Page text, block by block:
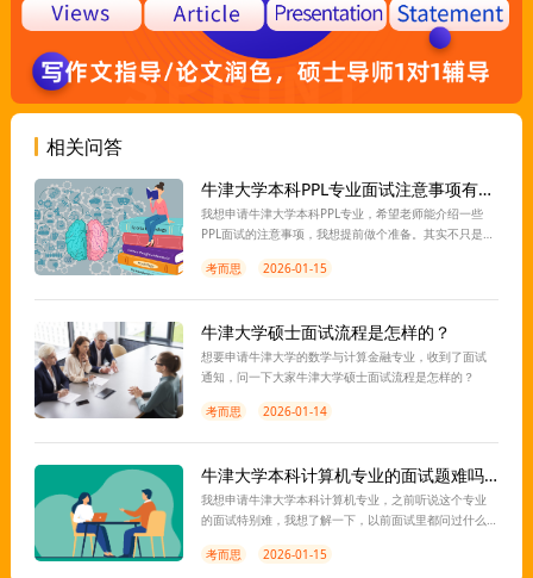
相关问答
牛津大学本科PPL专业面试注意事项有哪些 ？
我想申请牛津大学本科PPL专业，希望老师能介绍一些
PPL面试的注意事项，我想提前做个准备。其实不只是注
答，请问有相关的指导吗？
考而思 2026-01-15
牛津大学硕士面试流程是怎样的？
想要申请牛津大学的数学与计算金融专业，收到了面试
通知，问一下大家牛津大学硕士面试流程是怎样的？
考而思 2026-01-14
牛津大学本科计算机专业的面试题难吗？
我想申请牛津大学本科计算机专业，之前听说这个专业
的面试特别难，我想了解一下，以前面试里都问过什么
考而思
2026-01-15